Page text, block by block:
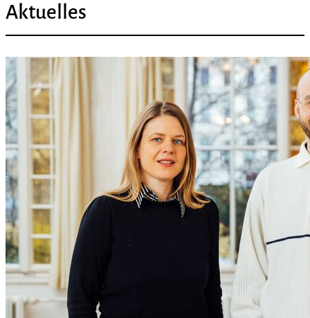
Aktuelles